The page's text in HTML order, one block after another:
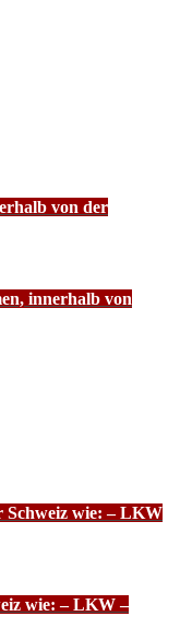
von der
innerhalb von
Schweiz wie: – LKW
wie: – LKW –